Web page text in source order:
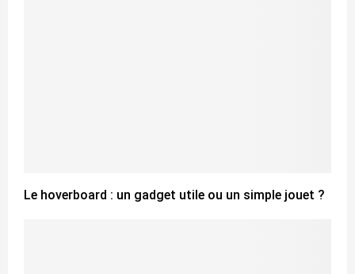
Le hoverboard : un gadget utile ou un simple jouet ?